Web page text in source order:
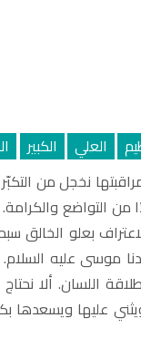
العلي الكبير
نخجل من
التواضع
بعلو الخالق
موسى عليه
اللسان. ألا
عليها ويسعدها